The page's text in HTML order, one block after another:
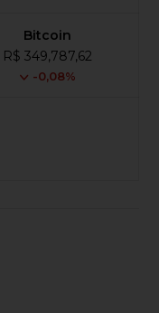
Bitcoin
R$ 349,787,62
-0,08%